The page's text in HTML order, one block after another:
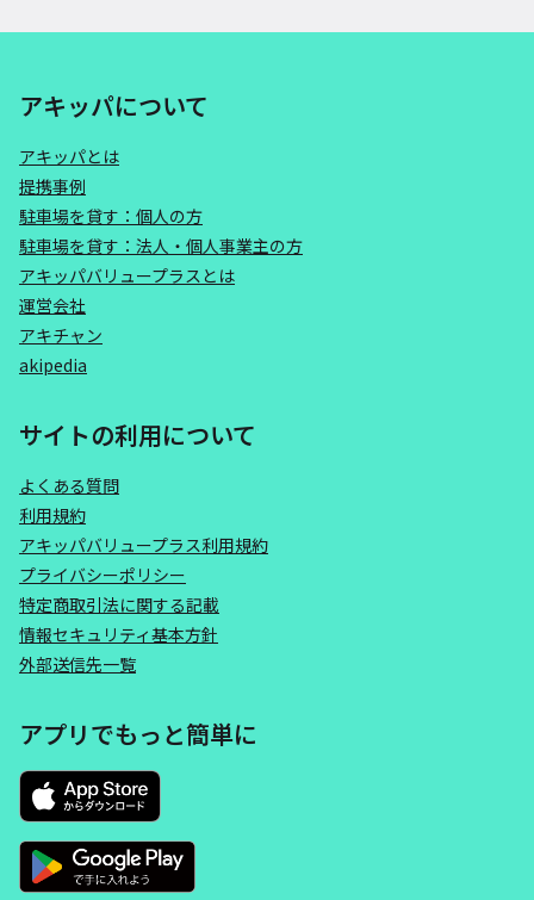
アキッパについて
アキッパとは
提携事例
駐車場を貸す：個人の方
駐車場を貸す：法人・個人事業主の方
アキッパバリュープラスとは
運営会社
アキチャン
akipedia
サイトの利用について
よくある質問
利用規約
アキッパバリュープラス利用規約
プライバシーポリシー
特定商取引法に関する記載
情報セキュリティ基本方針
外部送信先一覧
アプリでもっと簡単に